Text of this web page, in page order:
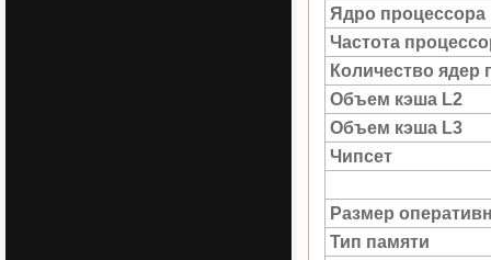
Ядро процессора
Частота
Количество ядер
Объем кэша L2
Объем кэша L3
Чипсет
Размер
Тип памяти